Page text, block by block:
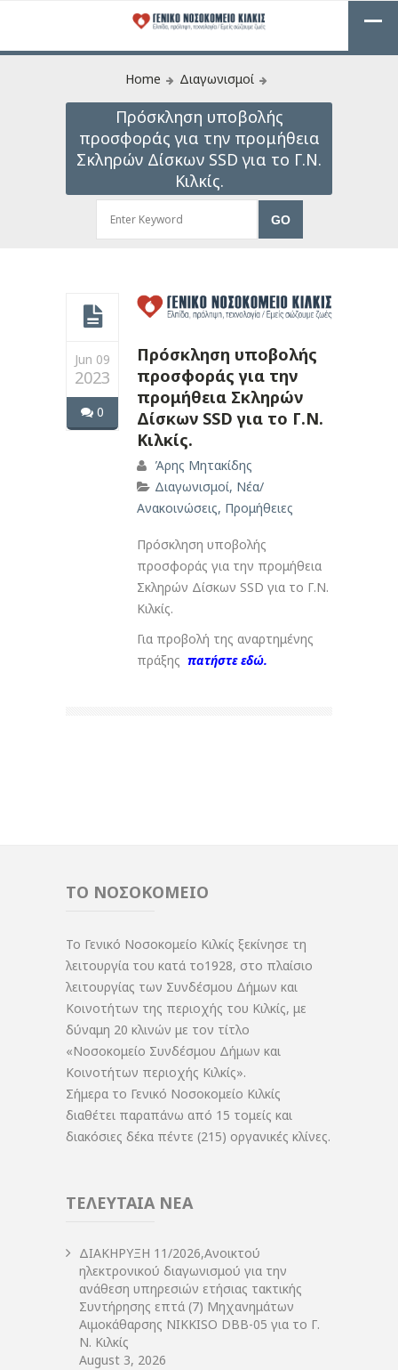
Home Διαγωνισμοί
Πρόσκληση υποβολής
προσφοράς για την προμήθεια
Σκληρών Δίσκων SSD για το Γ.Ν.
Κιλκίς.
Jun 09
2023
0
Πρόσκληση υποβολής
προσφοράς για την
προμήθεια Σκληρών
Δίσκων SSD για το Γ.Ν.
Κιλκίς.
Άρης Μητακίδης
Διαγωνισμοί, Νέα/
Ανακοινώσεις, Προμήθειες
Πρόσκληση υποβολής
προσφοράς για την προμήθεια
Σκληρών Δίσκων SSD για το Γ.Ν.
Κιλκίς.
Για προβολή της αναρτημένης
πράξης πατήστε εδώ.
ΤΟ ΝΟΣΟΚΟΜΕΙΟ
Το Γενικό Νοσοκομείο Κιλκίς ξεκίνησε τη
λειτουργία του κατά το1928, στο πλαίσιο
λειτουργίας των Συνδέσμου Δήμων και
Κοινοτήτων της περιοχής του Κιλκίς, με
δύναμη 20 κλινών με τον τίτλο
«Νοσοκομείο Συνδέσμου Δήμων και
Κοινοτήτων περιοχής Κιλκίς».
Σήμερα το Γενικό Νοσοκομείο Κιλκίς
διαθέτει παραπάνω από 15 τομείς και
διακόσιες δέκα πέντε (215) οργανικές κλίνες.
ΤΕΛΕΥΤΑΙΑ ΝΕΑ
ΔIΑΚΗΡΥΞΗ 11/2026,Ανοικτού
ηλεκτρονικού διαγωνισμού για την
ανάθεση υπηρεσιών ετήσιας τακτικής
Συντήρησης επτά (7) Μηχανημάτων
Αιμοκάθαρσης NIKKISO DBB-05 για το Γ.
Ν. Κιλκίς
August 3, 2026